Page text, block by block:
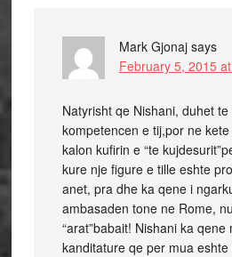
Mark Gjonaj says
February 5, 2015
Natyrisht qe Nishani, duhet
kompetencen e tij,por ne
kalon kufirin e “te
kure nje figure e tille eshte
anet, pra dhe ka qene i
ambasaden tone ne Rome,
“arat”babait! Nishani ka qene
kanditature qe per mua